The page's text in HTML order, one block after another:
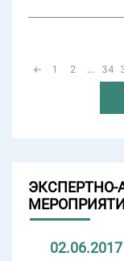
← 1 2 ... 34
02.06.2017